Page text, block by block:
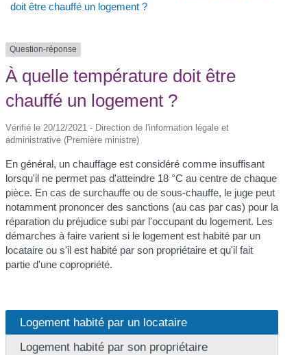
doit être chauffé un logement ?
Question-réponse
À quelle température doit être
chauffé un logement ?
Vérifié le 20/12/2021 - Direction de l'information légale et
administrative (Première ministre)
En général, un chauffage est considéré comme insuffisant
lorsqu'il ne permet pas d'atteindre 18 °C au centre de chaque
pièce. En cas de surchauffe ou de sous-chauffe, le juge peut
notamment prononcer des sanctions (au cas par cas) pour la
réparation du préjudice subi par l'occupant du logement. Les
démarches à faire varient si le logement est habité par un
locataire ou s'il est habité par son propriétaire et qu'il fait
partie d'une copropriété.
Logement habité par un locataire
Logement habité par son propriétaire